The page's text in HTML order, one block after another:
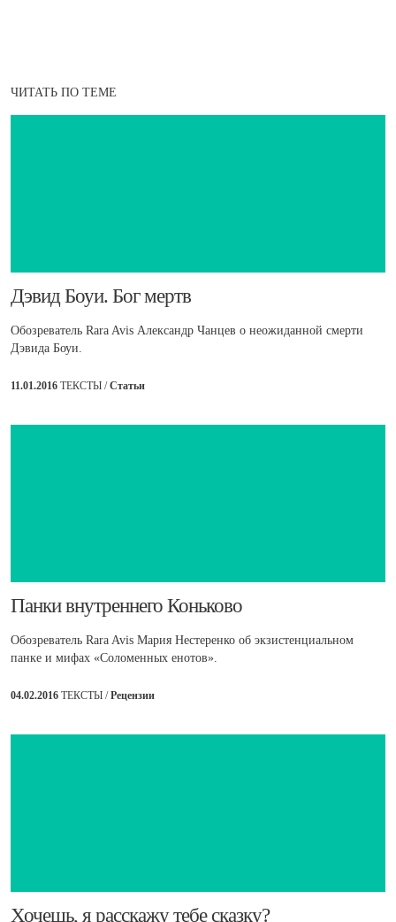
ЧИТАТЬ ПО ТЕМЕ
Дэвид Боуи. Бог мертв
Обозреватель Rara Avis Александр Чанцев о неожиданной смерти
Дэвида Боуи.
11.01.2016 ТЕКСТЫ /Статьи
​Панки внутреннего Коньково
Обозреватель Rara Avis Мария Нестеренко об экзистенциальном
панке и мифах «Соломенных енотов».
04.02.2016 ТЕКСТЫ /Рецензии
​Хочешь, я расскажу тебе сказку?